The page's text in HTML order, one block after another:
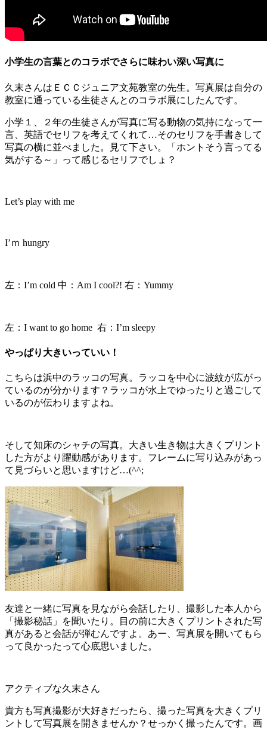
小学生の言葉とのコラボでさらに味わい深い写真に
久末さんはＥＣＣジュニア文苑教室の先生。写真展は自分の
教室に通っている生徒さんとのコラボ展にしたんです。
小学１、２年の生徒さんが写真に写る動物の気持になって一
言、英語でセリフを考えてくれて…そのセリフを手書きして
写真の横に並べました。見て下さい。「ホントそう言ってる
気がする～」って感じるセリフでしょ？
Let’s play with me
I’ｍ hungry
左：I’m cold 中：Am I cool?! 右：Yummy
左：I want to go home 右：I’m sleepy
やっぱり大きいっていい！
こちらは浜中のラッコの写真。ラッコを中心に波紋が広がっ
ているのが分かります？ラッコが水上でゆったりと過ごして
いるのが伝わりますよね。
そして知床のシャチの写真。大きい生き物は大きくプリント
した方がより躍動感があります。フレームに写り込みがあっ
て見づらいと思いますけど…(^^;
友達と一緒に写真を見ながら会話したり、撮影した本人から
「撮影秘話」を聞いたり。目の前に大きくプリントされた写
真があると会話が弾むんですよ。あー、写真展を開いてもら
って良かったって心底思いました。
アクティブな久末さん
貴方も写真撮影が大好きだったら、撮った写真を大きくプリ
ントして写真展を開きませんか？せっかく撮ったんです。画